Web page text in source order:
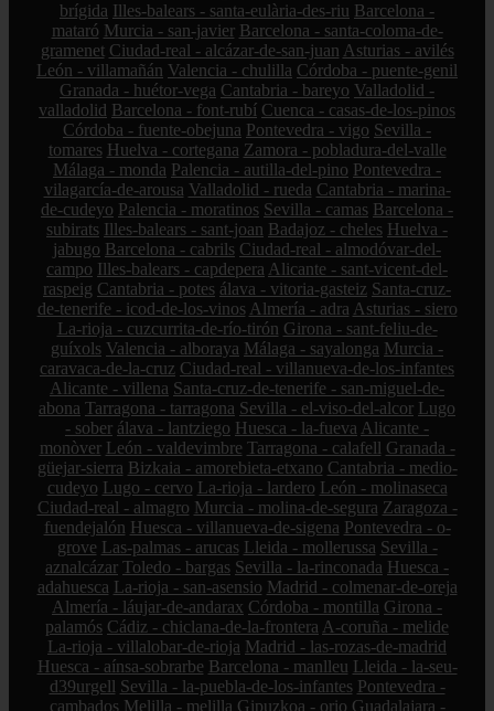
brígida Illes-balears - santa-eulària-des-riu Barcelona -
mataró Murcia - san-javier Barcelona - santa-coloma-de-
gramenet Ciudad-real - alcázar-de-san-juan Asturias - avilés
León - villamañán Valencia - chulilla Córdoba - puente-genil
Granada - huétor-vega Cantabria - bareyo Valladolid -
valladolid Barcelona - font-rubí Cuenca - casas-de-los-pinos
Córdoba - fuente-obejuna Pontevedra - vigo Sevilla -
tomares Huelva - cortegana Zamora - pobladura-del-valle
Málaga - monda Palencia - autilla-del-pino Pontevedra -
vilagarcía-de-arousa Valladolid - rueda Cantabria - marina-
de-cudeyo Palencia - moratinos Sevilla - camas Barcelona -
subirats Illes-balears - sant-joan Badajoz - cheles Huelva -
jabugo Barcelona - cabrils Ciudad-real - almodóvar-del-
campo Illes-balears - capdepera Alicante - sant-vicent-del-
raspeig Cantabria - potes álava - vitoria-gasteiz Santa-cruz-
de-tenerife - icod-de-los-vinos Almería - adra Asturias - siero
La-rioja - cuzcurrita-de-río-tirón Girona - sant-feliu-de-
guíxols Valencia - alboraya Málaga - sayalonga Murcia -
caravaca-de-la-cruz Ciudad-real - villanueva-de-los-infantes
Alicante - villena Santa-cruz-de-tenerife - san-miguel-de-
abona Tarragona - tarragona Sevilla - el-viso-del-alcor Lugo
- sober álava - lantziego Huesca - la-fueva Alicante -
monòver León - valdevimbre Tarragona - calafell Granada -
güejar-sierra Bizkaia - amorebieta-etxano Cantabria - medio-
cudeyo Lugo - cervo La-rioja - lardero León - molinaseca
Ciudad-real - almagro Murcia - molina-de-segura Zaragoza -
fuendejalón Huesca - villanueva-de-sigena Pontevedra - o-
grove Las-palmas - arucas Lleida - mollerussa Sevilla -
aznalcázar Toledo - bargas Sevilla - la-rinconada Huesca -
adahuesca La-rioja - san-asensio Madrid - colmenar-de-oreja
Almería - láujar-de-andarax Córdoba - montilla Girona -
palamós Cádiz - chiclana-de-la-frontera A-coruña - melide
La-rioja - villalobar-de-rioja Madrid - las-rozas-de-madrid
Huesca - aínsa-sobrarbe Barcelona - manlleu Lleida - la-seu-
d39urgell Sevilla - la-puebla-de-los-infantes Pontevedra -
cambados Melilla - melilla Gipuzkoa - orio Guadalajara -